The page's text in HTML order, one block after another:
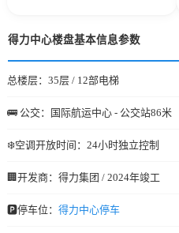
得力中心楼盘基本信息参数
总楼层：35层 / 12部电梯
🚌 公交：国际航运中心 - 公交站86米
❄️空调开放时间：24小时独立控制
🏢开发商：得力集团 / 2024年竣工
🅿️停车位： 得力中心停车